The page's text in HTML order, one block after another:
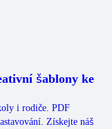
šablony ke
i rodiče. PDF
Získejte náš